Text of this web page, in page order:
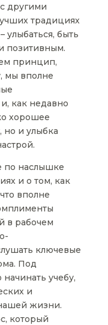
другими
традициях
улыбаться, быть
позитивным.
принцип,
мы вполне
как недавно
хорошее
но и улыбка
по наслышке
и о том, как
вполне
в рабочем
ключевые
Под
учебу,
и
жизни.
который